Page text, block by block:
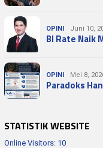
OPINI Juni 10,
BI Rate Naik
OPINI Mei 8,
Paradoks
STATISTIK WEBSITE
Online Visitors: 10